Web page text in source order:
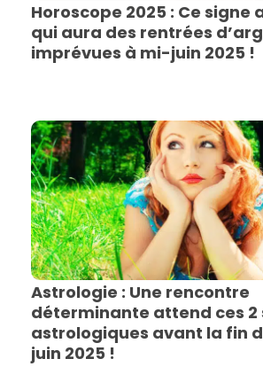
Horoscope 2025 : Ce signe
qui aura des rentrées
imprévues à mi-juin 2025 !
Astrologie : Une rencontre
déterminante attend ces 2
astrologiques avant la fin
juin 2025 !